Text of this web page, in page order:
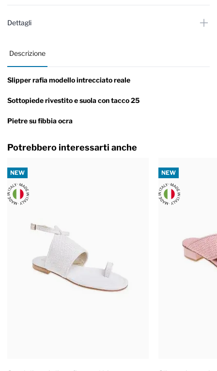
Dettagli
Descrizione
Slipper rafia modello intrecciato reale
Sottopiede rivestito e suola con tacco 25
Pietre su fibbia ocra
Potrebbero interessarti anche
NEW NEW